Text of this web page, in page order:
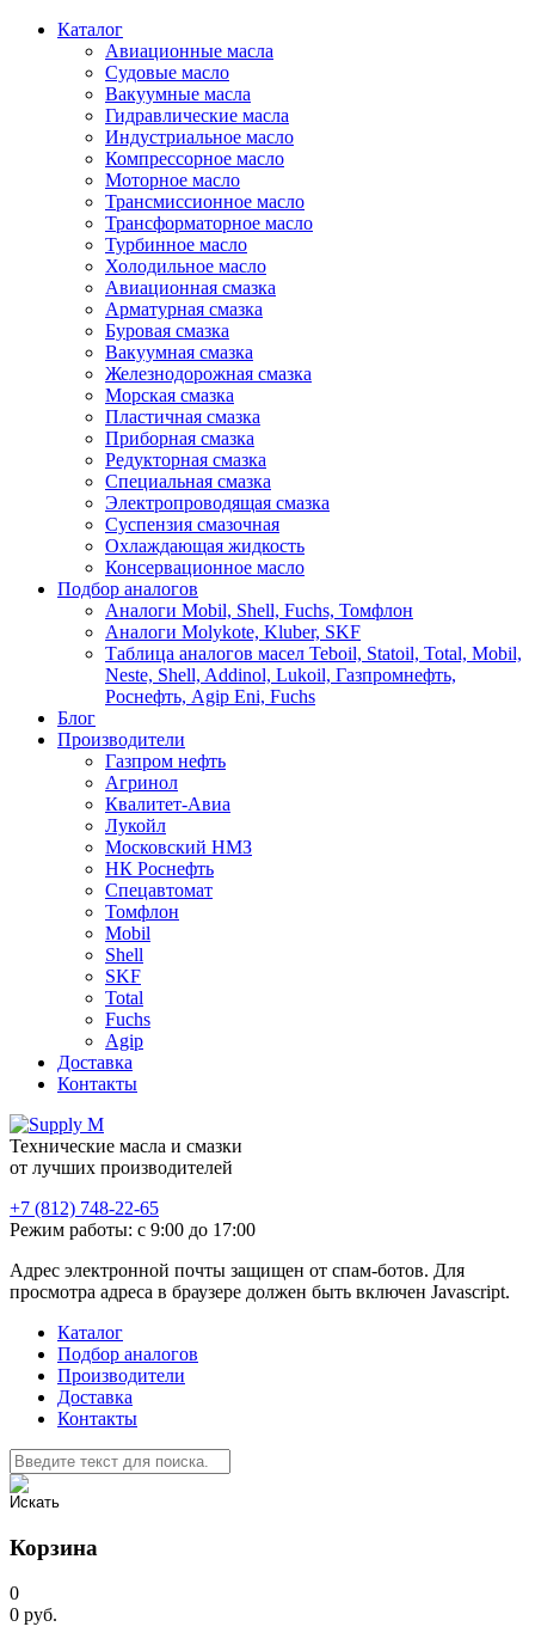
Каталог
Авиационные масла
Судовые масло
Вакуумные масла
Гидравлические масла
Индустриальное масло
Компрессорное масло
Моторное масло
Трансмиссионное масло
Трансформаторное масло
Турбинное масло
Холодильное масло
Авиационная смазка
Арматурная смазка
Буровая смазка
Вакуумная смазка
Железнодорожная смазка
Морская смазка
Пластичная смазка
Приборная смазка
Редукторная смазка
Специальная смазка
Электропроводящая смазка
Суспензия смазочная
Охлаждающая жидкость
Консервационное масло
Подбор аналогов
Аналоги Mobil, Shell, Fuchs, Томфлон
Аналоги Molykote, Kluber, SKF
Таблица аналогов масел Teboil, Statoil, Total, Mobil,
Neste, Shell, Addinol, Lukoil, Газпромнефть,
Роснефть, Agip Eni, Fuchs
Блог
Производители
Газпром нефть
Агринол
Квалитет-Авиа
Лукойл
Московский НМЗ
НК Роснефть
Спецавтомат
Томфлон
Mobil
Shell
SKF
Total
Fuchs
Agip
Доставка
Контакты
Технические масла и смазки
от лучших производителей
+7 (812) 748-22-65
Режим работы: с 9:00 до 17:00
Адрес электронной почты защищен от спам-ботов. Для
просмотра адреса в браузере должен быть включен Javascript.
Каталог
Подбор аналогов
Производители
Доставка
Контакты
Корзина
0
0 руб.